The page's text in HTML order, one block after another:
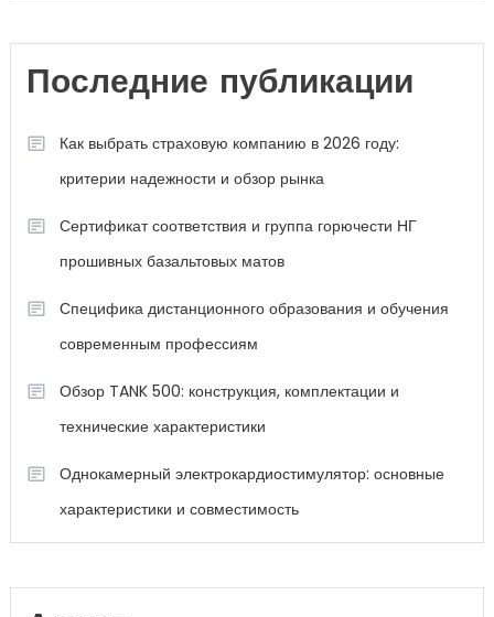
Последние публикации
Как выбрать страховую компанию в 2026 году:
критерии надежности и обзор рынка
Сертификат соответствия и группа горючести НГ
прошивных базальтовых матов
Специфика дистанционного образования и обучения
современным профессиям
Обзор TANK 500: конструкция, комплектации и
технические характеристики
Однокамерный электрокардиостимулятор: основные
характеристики и совместимость